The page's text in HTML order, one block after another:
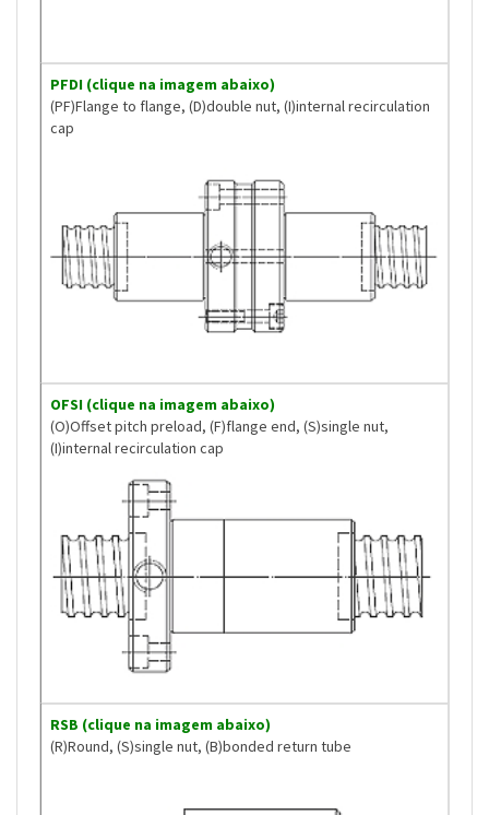
PFDI (clique na imagem abaixo)
(PF)Flange to flange, (D)double nut, (I)internal recirculation
cap
OFSI (clique na imagem abaixo)
(O)Offset pitch preload, (F)flange end, (S)single nut,
(I)internal recirculation cap
RSB (clique na imagem abaixo)
(R)Round, (S)single nut, (B)bonded return tube